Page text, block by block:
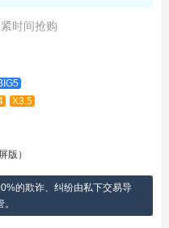
时间抢购
X3.5
版）
的欺诈、纠纷由私下交易导